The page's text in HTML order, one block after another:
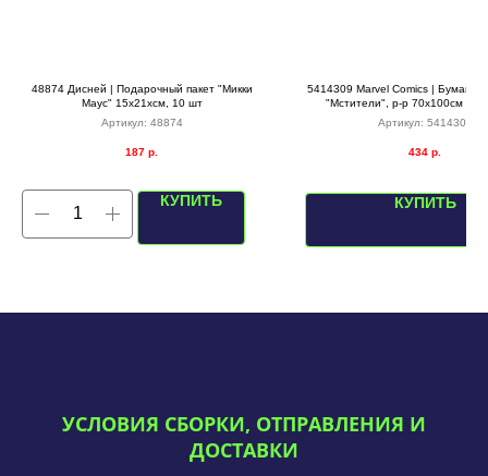
48874 Дисней | Подарочный пакет "Микки
Маус" 15х21хсм, 10 шт
Артикул: 48874
187 р.
КУПИТЬ
5414309 Marvel Comics | Бумага
"Мстители", р-р 70х100см (10
Артикул: 5414309
434 р.
КУПИТЬ
УСЛОВИЯ СБОРКИ, ОТПРАВЛЕНИЯ И
ДОСТАВКИ